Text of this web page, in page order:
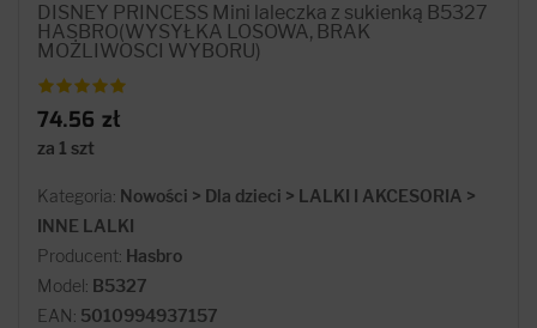
DISNEY PRINCESS Mini laleczka z sukienką B5327
HASBRO(WYSYŁKA LOSOWA, BRAK
MOŻLIWOSCI WYBORU)
74.56 zł
za 1 szt
Kategoria: Nowości > Dla dzieci > LALKI I AKCESORIA >
INNE LALKI
Producent: Hasbro
Model: B5327
EAN: 5010994937157